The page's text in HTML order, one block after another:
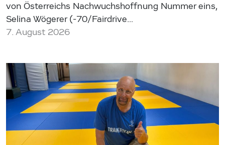
von Österreichs Nachwuchshoffnung Nummer eins,
Selina Wögerer (-70/Fairdrive…
7. August 2026